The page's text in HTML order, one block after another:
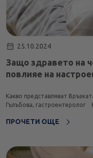
25.10.2024
Защо здравето на
повлияе на
Какво представляват Връзката с мозъка Микробиома Д-р Деница
Гълъбова, гастроентеролог Какво представляват червата? Червата
ПРОЧЕТИ ОЩЕ